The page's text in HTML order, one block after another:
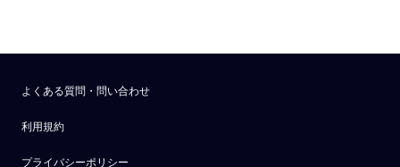
よくある質問・問い合わせ
利用規約
プライバシーポリシー